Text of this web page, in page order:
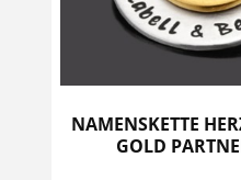
NAMENSKETTE
GOLD